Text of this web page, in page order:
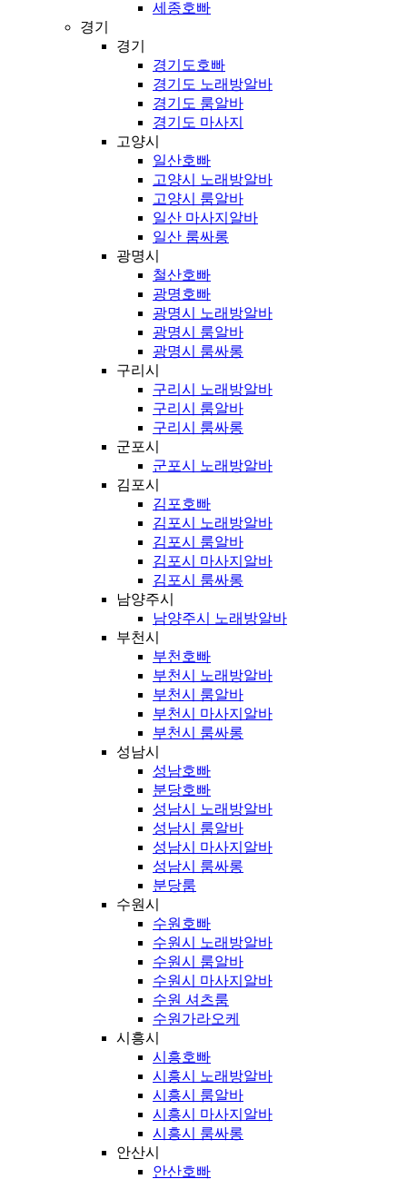
세종호빠
경기
경기
경기도호빠
경기도 노래방알바
경기도 룸알바
경기도 마사지
고양시
일산호빠
고양시 노래방알바
고양시 룸알바
일산 마사지알바
일산 룸싸롱
광명시
철산호빠
광명호빠
광명시 노래방알바
광명시 룸알바
광명시 룸싸롱
구리시
구리시 노래방알바
구리시 룸알바
구리시 룸싸롱
군포시
군포시 노래방알바
김포시
김포호빠
김포시 노래방알바
김포시 룸알바
김포시 마사지알바
김포시 룸싸롱
남양주시
남양주시 노래방알바
부천시
부천호빠
부천시 노래방알바
부천시 룸알바
부천시 마사지알바
부천시 룸싸롱
성남시
성남호빠
분당호빠
성남시 노래방알바
성남시 룸알바
성남시 마사지알바
성남시 룸싸롱
분당룸
수원시
수원호빠
수원시 노래방알바
수원시 룸알바
수원시 마사지알바
수원 셔츠룸
수원가라오케
시흥시
시흥호빠
시흥시 노래방알바
시흥시 룸알바
시흥시 마사지알바
시흥시 룸싸롱
안산시
안산호빠